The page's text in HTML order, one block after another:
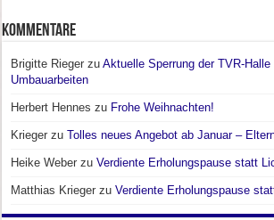
Kommentare
Brigitte Rieger zuAktuelle Sperrung der TVR-
Umbauarbeiten
Herbert Hennes zu Frohe Weihnachten!
Krieger zuTolles neues Angebot ab Januar –
Heike Weber zuVerdiente Erholungspause statt
Matthias Krieger zuVerdiente Erholungspause